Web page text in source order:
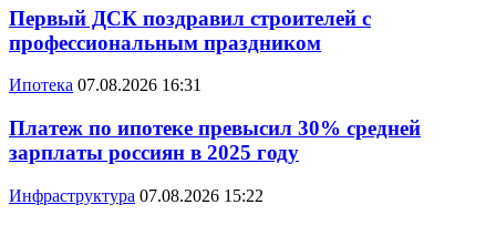
Первый ДСК поздравил строителей с
профессиональным праздником
Ипотека 07.08.2026 16:31
Платеж по ипотеке превысил 30% средней
зарплаты россиян в 2025 году
Инфраструктура 07.08.2026 15:22